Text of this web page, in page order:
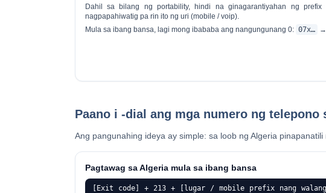
Dahil sa bilang ng portability, hindi na ginagarantiyahan ng prefix
nagpapahiwatig pa rin ito ng uri (mobile / voip).
Mula sa ibang bansa, lagi mong ibababa ang nangungunang 0: 07x… →
Paano i -dial ang mga numero ng telepono
Ang pangunahing ideya ay simple: sa loob ng Algeria
Pagtawag sa Algeria mula sa ibang bansa
[Exit code] + 213 + [lugar / mobile prefix nang